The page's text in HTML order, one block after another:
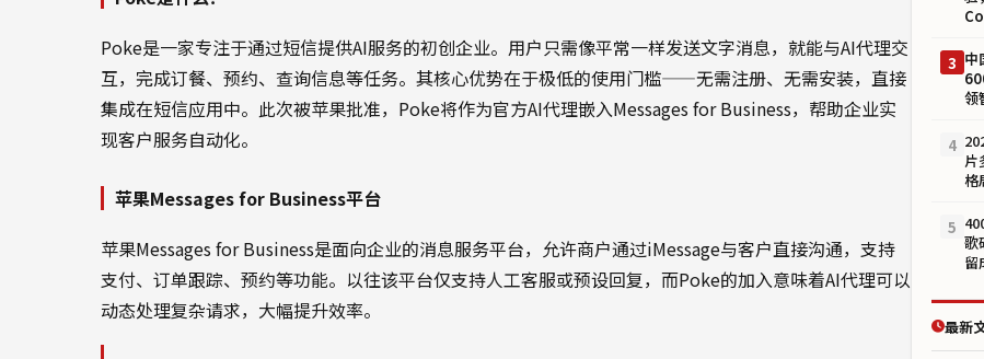
Poke是一家专注于通过短信提供AI服务的初创企业。用户只需像平常一样发送文字消息，就能与AI代理交
互，完成订餐、预约、查询信息等任务。其核心优势在于极低的使用门槛——无需注册、无需安装，直接
集成在短信应用中。此次被苹果批准，Poke将作为官方AI代理嵌入Messages for Business，帮助企业实
现客户服务自动化。
苹果Messages for Business平台
苹果Messages for Business是面向企业的消息服务平台，允许商户通过iMessage与客户直接沟通，支持
支付、订单跟踪、预约等功能。以往该平台仅支持人工客服或预设回复，而Poke的加入意味着AI代理可以
动态处理复杂请求，大幅提升效率。
3 中
领
4
片
格
5
歌
留
最新